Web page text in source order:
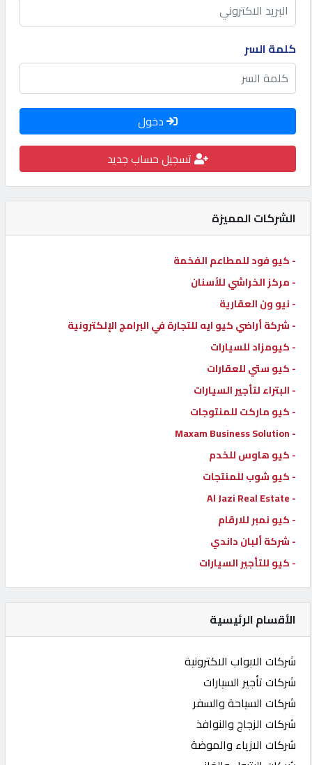
كيو
مزاد
كيو
نمبر
كارز
كيو
ماركت
الدليل
القطري
POWERED
QHOST
كلمة السر
دخول
تسجيل حساب جديد
الشركات المميزة
- كيو فود للمطاعم الفخمة
- مركز الخراشي للأسنان
- نيو ون العقارية
- شركة أراضي كيو ايه للتجارة في البرامج الإلكترونية
- كيومزاد للسيارات
- كيو ستي للعقارات
- البتراء لتأجير السيارات
- كيو ماركت للمنتوجات
- Maxam Business Solution
- كيو هاوس للخدم
- كيو شوب للمنتجات
- Al Jazi Real Estate
- كيو نمبر للارقام
- شركة ألبان داندي
- كيو للتأجير السيارات
الأقسام الرئيسية
شركات الابواب الاكترونية
شركات تأجير السيارات
شركات السياحة والسفر
شركات الزجاج والنوافذ
شركات الازياء والموضة